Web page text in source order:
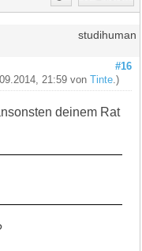
studihuman
#16
21:59 vonTinte .)
deinem Rat